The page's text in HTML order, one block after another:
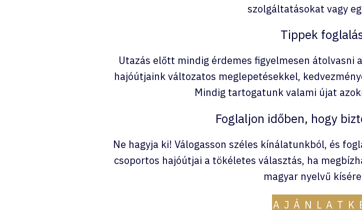
szolgáltatásokat vagy
Tippek
Utazás előtt mindig érdemes figyelmesen
hajóútjaink változatos meglepetésekkel,
Mindig tartogatunk valami újat
Foglaljon időben, hogy
Ne hagyja ki! Válogasson széles kínálatunkból, és
csoportos hajóútjai a tökéletes választás, ha
magyar nyelvű
A J Á N L A T K